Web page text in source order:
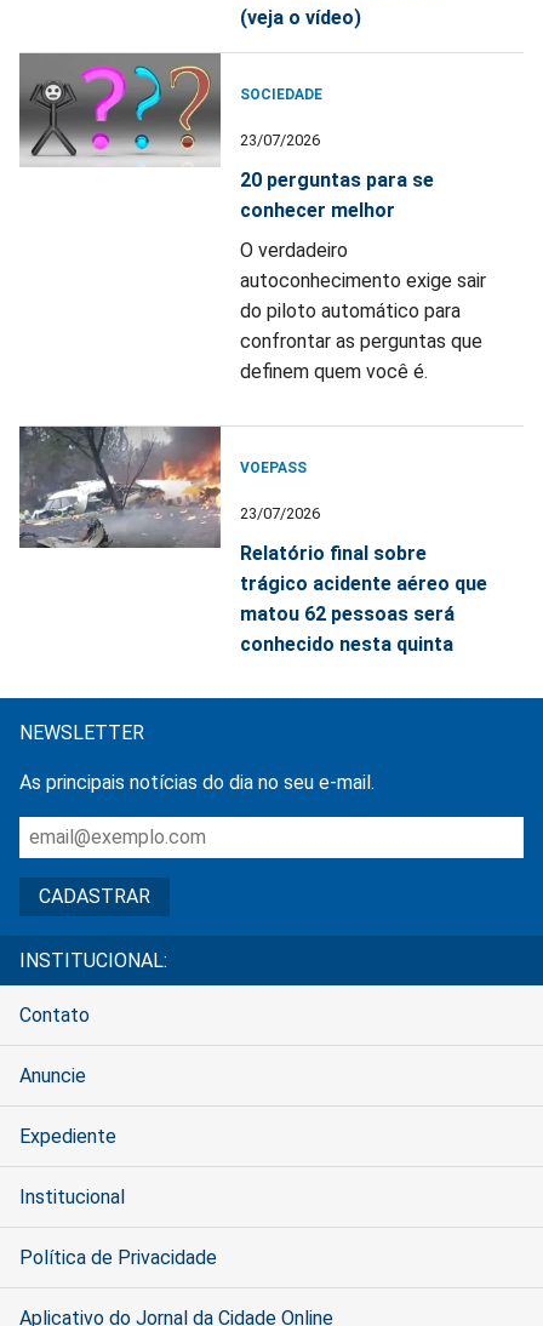
(veja o vídeo)
SOCIEDADE
23/07/2026
20 perguntas para se
conhecer melhor
O verdadeiro
autoconhecimento exige sair
do piloto automático para
confrontar as perguntas que
definem quem você é.
VOEPASS
23/07/2026
Relatório final sobre
trágico acidente aéreo que
matou 62 pessoas será
conhecido nesta quinta
NEWSLETTER
As principais notícias do dia no seu e-mail.
INSTITUCIONAL:
Contato
Anuncie
Expediente
Institucional
Política de Privacidade
Aplicativo do Jornal da Cidade Online